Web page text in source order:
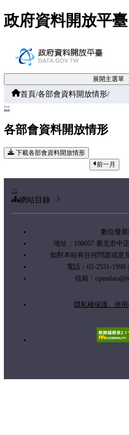
跳至主要內容
政府資料開放平臺
展開主選單
首頁/各部會資料開放情形/
:::
各部會資料開放情形
下載各部會資料開放情形
前一月
:::
網站目錄
數位發展
地址：100057 臺北市中
如對本站有任何問題或意
電話：02-2531-1998
信箱：
隱私權保護、使